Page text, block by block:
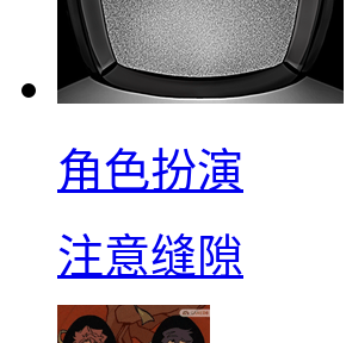
角色扮演
注意缝隙